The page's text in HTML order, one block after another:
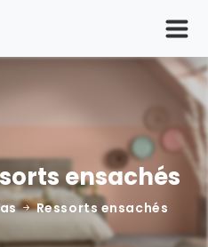
ensachés
Ressorts ensachés